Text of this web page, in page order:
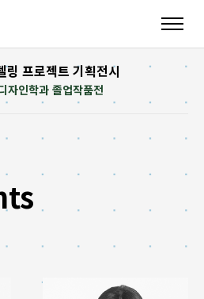
프로젝트 기획전시
자인학과 졸업작품전